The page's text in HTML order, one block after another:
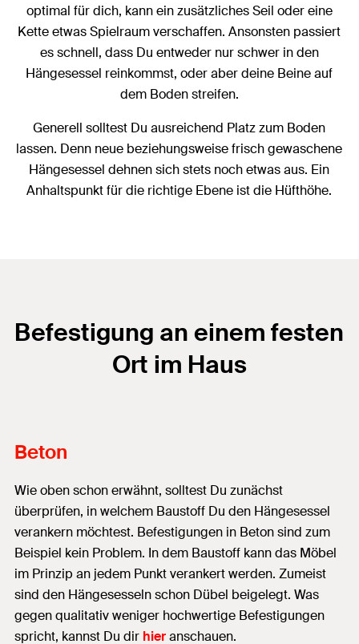
optimal für dich, kann ein zusätzliches Seil oder eine
Kette etwas Spielraum verschaffen. Ansonsten passiert
es schnell, dass Du entweder nur schwer in den
Hängesessel reinkommst, oder aber deine Beine auf
dem Boden streifen.
Generell solltest Du ausreichend Platz zum Boden
lassen. Denn neue beziehungsweise frisch gewaschene
Hängesessel dehnen sich stets noch etwas aus. Ein
Anhaltspunkt für die richtige Ebene ist die Hüfthöhe.
Befestigung an einem festen
Ort im Haus
Beton
Wie oben schon erwähnt, solltest Du zunächst
überprüfen, in welchem Baustoff Du den Hängesessel
verankern möchtest. Befestigungen in Beton sind zum
Beispiel kein Problem. In dem Baustoff kann das Möbel
im Prinzip an jedem Punkt verankert werden. Zumeist
sind den Hängesesseln schon Dübel beigelegt. Was
gegen qualitativ weniger hochwertige Befestigungen
spricht, kannst Du dir hieranschauen.